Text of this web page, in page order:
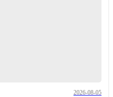
2026-08-05